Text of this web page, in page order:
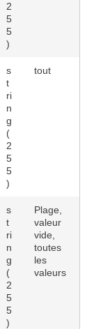
2
5
5
)
s
t
ri
n
g
(
2
5
5
)
tout
s
t
ri
n
g
(
2
5
5
)
Plage,
valeur
vide,
toutes
les
valeurs